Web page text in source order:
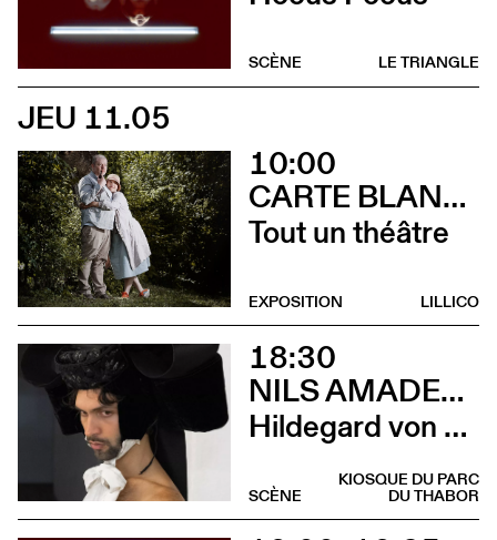
LE TRIANGLE
SCÈNE
JEU 11.05
10:00
CARTE BLANCHE À ALBERTINE & GERMANO ZULLO
Tout un théâtre
LILLICO
EXPOSITION
18:30
NILS AMADEUS LANGE
Hildegard von Bingen
KIOSQUE DU PARC
DU THABOR
SCÈNE